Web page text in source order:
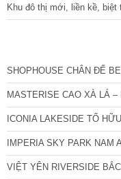
Khu đô thị mới, liền kề, biệt
SHOPHOUSE CHÂN ĐẾ
MASTERISE CAO XÀ LÁ
ICONIA LAKESIDE TỐ
IMPERIA SKY PARK NAM
VIỆT YÊN RIVERSIDE